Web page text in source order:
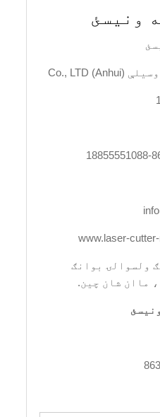
ونیسئ
ولسوالۍ بوانګ
ماان شان چین.